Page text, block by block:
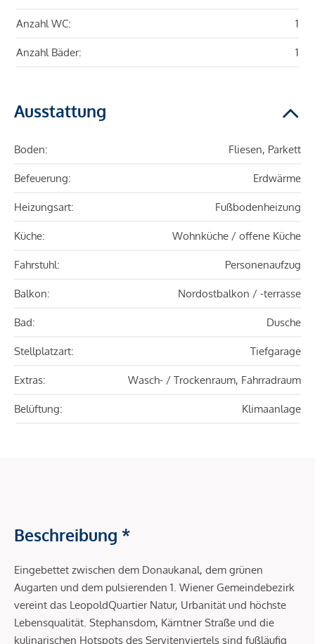
Anzahl WC: 1
Anzahl Bäder: 1
Ausstattung
Boden: Fliesen, Parkett
Befeuerung: Erdwärme
Heizungsart: Fußbodenheizung
Küche: Wohnküche / offene Küche
Fahrstuhl: Personenaufzug
Balkon: Nordostbalkon / -terrasse
Bad: Dusche
Stellplatzart: Tiefgarage
Extras: Wasch- / Trockenraum, Fahrradraum
Belüftung: Klimaanlage
Beschreibung *
Eingebettet zwischen dem Donaukanal, dem grünen
Augarten und dem pulsierenden 1. Wiener Gemeindebezirk
vereint das LeopoldQuartier Natur, Urbanität und höchste
Lebensqualität. Stephansdom, Kärntner Straße und die
kulinarischen Hotspots des Servitenviertels sind fußläufig